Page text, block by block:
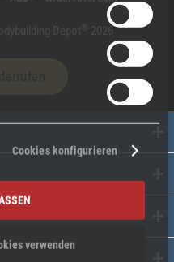
Cookies konfigurieren
verwenden